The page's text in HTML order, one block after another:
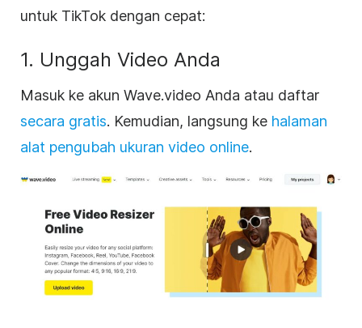
untuk TikTok dengan cepat:
1. Unggah Video Anda
Masuk ke akun Wave.video Anda atau daftar
secara gratis. Kemudian, langsung ke halaman
alat pengubah ukuran video online.